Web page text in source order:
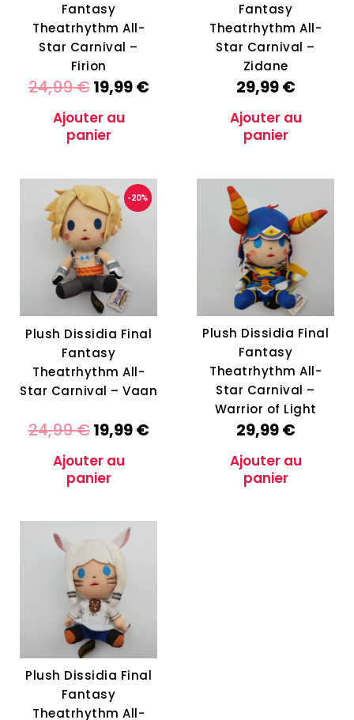
Fantasy
Theatrhythm All-
Star Carnival –
Firion
24,99€19,99€
Ajouter au
panier
Fantasy
Theatrhythm All-
Star Carnival –
Zidane
29,99€
Ajouter au
panier
-20%
Plush Dissidia Final
Fantasy
Theatrhythm All-
Star Carnival – Vaan
24,99€19,99€
Ajouter au
panier
Plush Dissidia Final
Fantasy
Theatrhythm All-
Star Carnival –
Warrior of Light
29,99€
Ajouter au
panier
Plush Dissidia Final
Fantasy
Theatrhythm All-